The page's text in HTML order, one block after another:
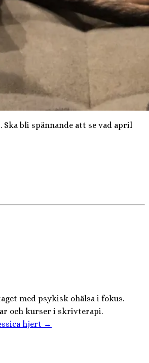
Ska bli spännande att se vad april
med psykisk ohälsa i fokus.
och kurser i skrivterapi.
hjert →